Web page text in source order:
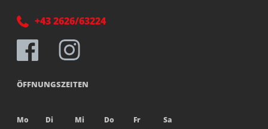
+43 2626/63224
ÖFFNUNGSZEITEN
Mo Di Mi Do Fr
Sa